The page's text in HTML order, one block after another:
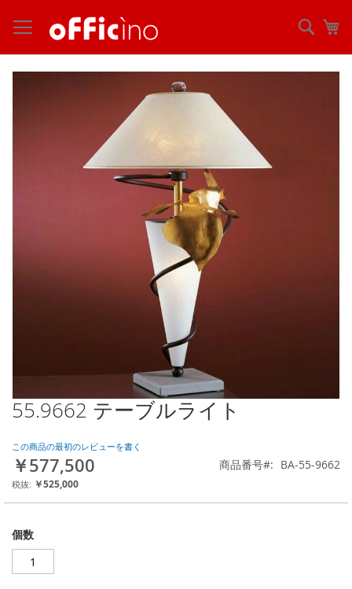
ン
テ
ン
ツ
検
索
55.9662 テーブルライト
この商品の最初のレビューを書く
￥577,500
￥525,000
商品番号 BA-55-9662
個数
Skip
Skip
to
beginning
of
the
images